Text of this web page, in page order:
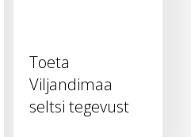
Toeta
Viljandimaa
seltsi tegevust